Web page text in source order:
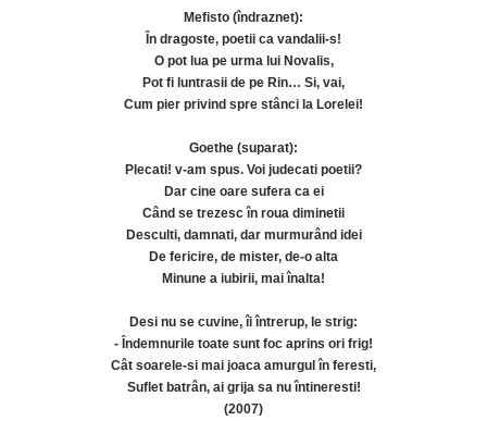
Mefisto (îndraznet):
În dragoste, poetii ca vandalii-s!
O pot lua pe urma lui Novalis,
Pot fi luntrasii de pe Rin… Si, vai,
Cum pier privind spre stânci la Lorelei!
Goethe (suparat):
Plecati! v-am spus. Voi judecati poetii?
Dar cine oare sufera ca ei
Când se trezesc în roua diminetii
Desculti, damnati, dar murmurând idei
De fericire, de mister, de-o alta
Minune a iubirii, mai înalta!
Desi nu se cuvine, îi întrerup, le strig:
- Îndemnurile toate sunt foc aprins ori frig!
Cât soarele-si mai joaca amurgul în feresti,
Suflet batrân, ai grija sa nu întineresti!
(2007)